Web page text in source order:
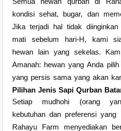
kondisi sehat, bugar, dan
Jika terjadi hal tidak
mati sebelum hari-H, kami
hewan lain yang sekelas.
Amanah: hewan yang Anda
yang persis sama yang akan
Pilihan Jenis Sapi Qurban
Setiap mudhohi (orang
kebutuhan dan preferensi
Rahayu Farm menyediakan